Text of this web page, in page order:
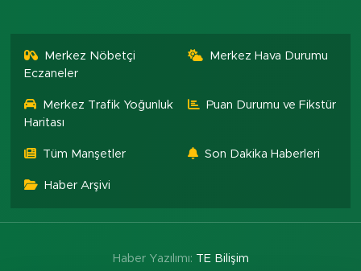
Merkez Nöbetçi
Eczaneler
Merkez Hava Durumu
Merkez Trafik Yoğunluk
Haritası
Puan Durumu ve Fikstür
Tüm Manşetler Son Dakika Haberleri
Haber Arşivi
Haber Yazılımı: TE Bilişim